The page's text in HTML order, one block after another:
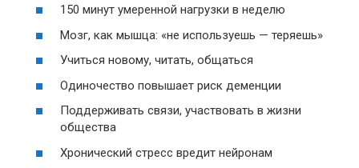
150 минут умеренной нагрузки в неделю
Мозг, как мышца: «не используешь — теряешь»
Учиться новому, читать, общаться
Одиночество повышает риск деменции
Поддерживать связи, участвовать в жизни
общества
Хронический стресс вредит нейронам